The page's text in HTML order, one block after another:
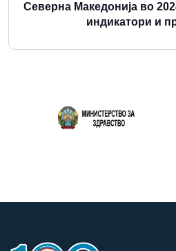
Северна Македонија во
индикатори и